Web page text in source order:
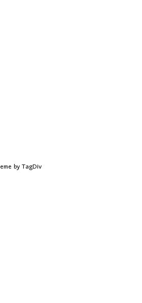
by TagDiv